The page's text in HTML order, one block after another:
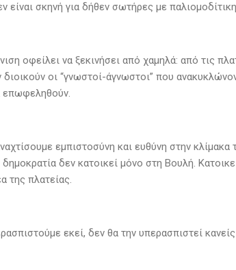
είναι σκηνή για δήθεν σωτήρες με
οφείλει να ξεκινήσει από χαμηλά: από τις
διοικούν οι “γνωστοί-άγνωστοι” που
επωφεληθούν.
εμπιστοσύνη και ευθύνη στην
δεν κατοικεί μόνο στη Βουλή.
της πλατείας.
εκεί, δεν θα την υπερασπιστεί